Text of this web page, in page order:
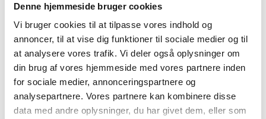
Denne hjemmeside bruger cookies
Vi bruger cookies til at tilpasse vores indhold og
annoncer, til at vise dig funktioner til sociale medier og til
at analysere vores trafik. Vi deler også oplysninger om
din brug af vores hjemmeside med vores partnere inden
for sociale medier, annonceringspartnere og
analysepartnere. Vores partnere kan kombinere disse
data med andre oplysninger, du har givet dem, eller som